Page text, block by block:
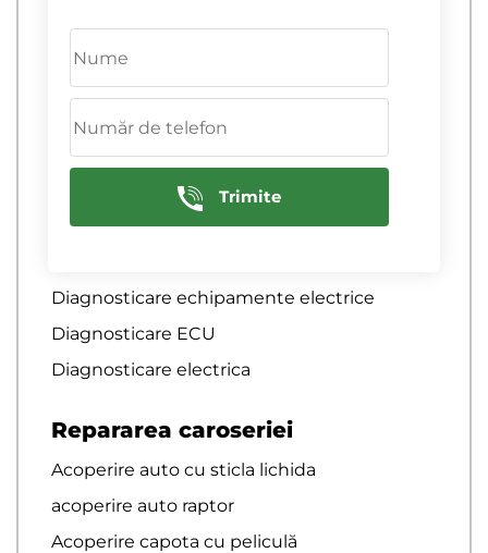
de aprindere
Diagnosticare computerizata auto
diagnosticare computerizata auto
Diagnosticare computernica a motoarelor
de camioane de marfa
Diagnosticare echipamente electrice
Diagnosticare ECU
Diagnosticare electrica
Repararea caroseriei
Acoperire auto cu sticla lichida
acoperire auto raptor
Acoperire capota cu peliculă
Trimite